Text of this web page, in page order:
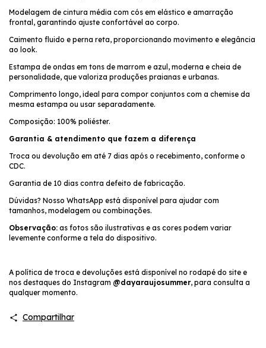
Modelagem de cintura média com cós em elástico e amarração
frontal, garantindo ajuste confortável ao corpo.
Caimento fluido e perna reta, proporcionando movimento e elegância
ao look.
Estampa de ondas em tons de marrom e azul, moderna e cheia de
personalidade, que valoriza produções praianas e urbanas.
Comprimento longo, ideal para compor conjuntos com a chemise da
mesma estampa ou usar separadamente.
Composição: 100% poliéster.
Garantia & atendimento que fazem a diferença
Troca ou devolução em até 7 dias após o recebimento, conforme o
CDC.
Garantia de 10 dias contra defeito de fabricação.
Dúvidas? Nosso WhatsApp está disponível para ajudar com
tamanhos, modelagem ou combinações.
Observação: as fotos são ilustrativas e as cores podem variar
levemente conforme a tela do dispositivo.
A política de troca e devoluções está disponível no rodapé do site e
nos destaques do Instagram @dayaraujosummer, para consulta a
qualquer momento.
Compartilhar